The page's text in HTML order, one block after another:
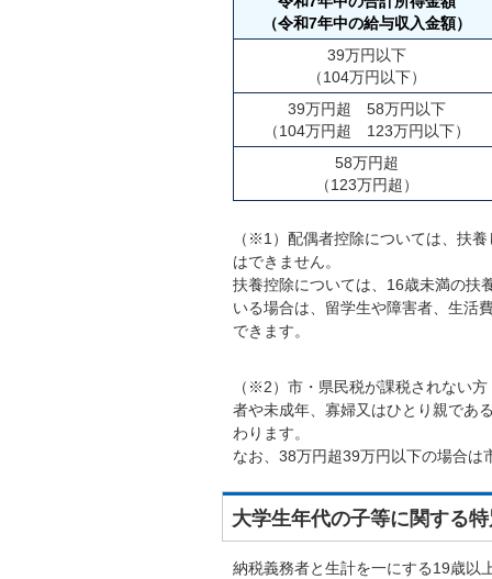
（令和7年中の給与収入金額）
39万円以下
（104万円以下）
39万円超 58万円以下
（104万円超 123万円以下）
58万円超
（123万円超）
（※1）配偶者控除については、扶
はできません。
扶養控除については、16歳未満の扶
いる場合は、留学生や障害者、生活
できます。
（※2）市・県民税が課税されない
者や未成年、寡婦又はひとり親であ
わります。
なお、38万円超39万円以下の場合
大学生年代の子等に関する
納税義務者と生計を一にする19歳以